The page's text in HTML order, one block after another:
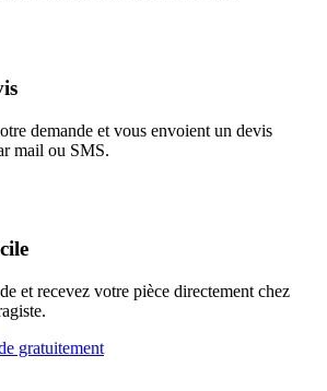
demande et vous envoient un devis
mail ou SMS.
et recevez votre pièce directement chez
gratuitement